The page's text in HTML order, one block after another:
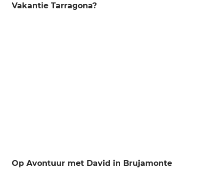
Vakantie Tarragona?
Op Avontuur met David in Brujamonte